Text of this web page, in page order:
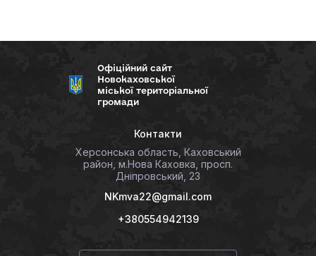
Офіційний сайт
Новокаховської
міської територіальної
громади
Контакти
Херсонська область, Каховський
район, м.Нова Каховка, просп.
Дніпровський, 23
NKmva22@gmail.com
+380554942139